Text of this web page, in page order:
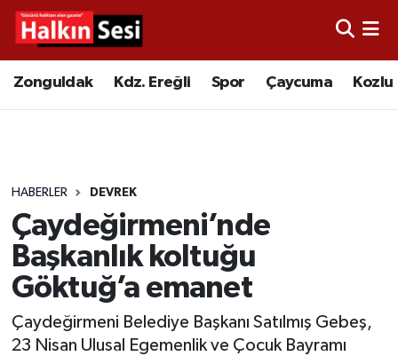
Zonguldak Kdz. Ereğli Spor Çaycuma Kozlu
HABERLER DEVREK
Çaydeğirmeni’nde
Başkanlık koltuğu
Göktuğ’a emanet
Çaydeğirmeni Belediye Başkanı Satılmış Gebeş,
23 Nisan Ulusal Egemenlik ve Çocuk Bayramı
Video
Çaycuma
Alaplı
Asayiş
Bartın
Merkez Hava Durumu
Tüm Manşetler
Son Dakika Haberleri
Haber Arşivi